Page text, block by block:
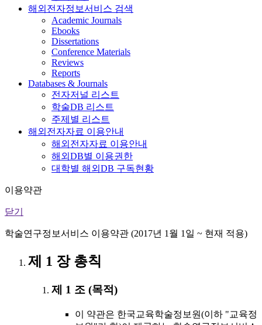
해외전자정보서비스 검색
Academic Journals
Ebooks
Dissertations
Conference Materials
Reviews
Reports
Databases & Journals
전자저널 리스트
학술DB 리스트
주제별 리스트
해외전자자료 이용안내
해외전자자료 이용안내
해외DB별 이용권한
대학별 해외DB 구독현황
이용약관
닫기
학술연구정보서비스 이용약관 (2017년 1월 1일 ~ 현재 적용)
제 1 장 총칙
제 1 조 (목적)
이 약관은 한국교육학술정보원(이하 "교육정